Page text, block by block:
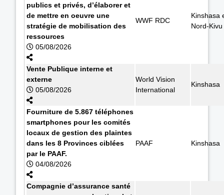
publics et privés, d’élaborer et
de mettre en oeuvre une
stratégie de mobilisation des
ressources
05/08/2026
WWF RDC
Kinshasa
Nord-Kivu
Vente Publique interne et
externe
05/08/2026
World Vision
International
Kinshasa
Fourniture de 5.867 téléphones
smartphones pour les comités
locaux de gestion des plaintes
dans les 8 Provinces ciblées
par le PAAF.
04/08/2026
PAAF Kinshasa
Compagnie d’assurance santé